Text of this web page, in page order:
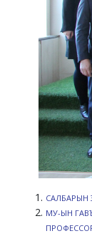
САЛБАРЫН
МУ-ЫН